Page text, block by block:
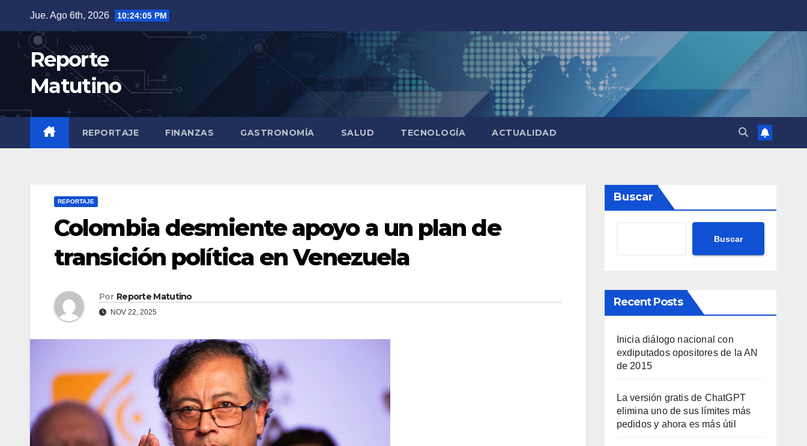
contenido
Jue. Ago 6th, 2026 10:24:06 PM
Reporte
Matutino
REPORTAJE FINANZAS GASTRONOMÍA SALUD TECNOLOGÍA ACTUALIDAD
REPORTAJE
Colombia desmiente apoyo a un plan de
transición política en Venezuela
Por Reporte Matutino
NOV 22, 2025
Buscar
Buscar
Recent Posts
Inicia diálogo nacional con
exdiputados opositores de la AN
de 2015
La versión gratis de ChatGPT
elimina uno de sus límites más
pedidos y ahora es más útil